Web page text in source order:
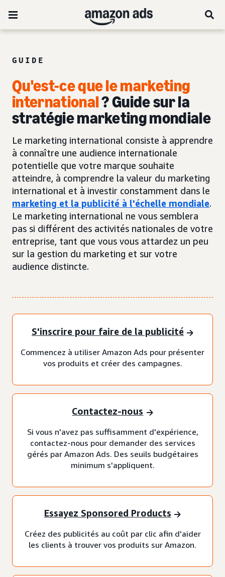
GUIDE
Qu'est-ce que le marketing
international? Guide sur la
stratégie marketing mondiale
Le marketing international consiste à apprendre
à connaître une audience internationale
potentielle que votre marque souhaite
atteindre, à comprendre la valeur du marketing
international et à investir constamment dans le
marketing et la publicité à l'échelle mondiale.
Le marketing international ne vous semblera
pas si différent des activités nationales de votre
entreprise, tant que vous vous attardez un peu
sur la gestion du marketing et sur votre
audience distincte.
S'inscrire pour faire de la publicité
Commencez à utiliser Amazon Ads pour présenter
vos produits et créer des campagnes.
Contactez-nous
Si vous n'avez pas suffisamment d'expérience,
contactez-nous pour demander des services
gérés par Amazon Ads. Des seuils budgétaires
minimum s'appliquent.
Essayez Sponsored Products
Créez des publicités au coût par clic afin d'aider
les clients à trouver vos produits sur Amazon.